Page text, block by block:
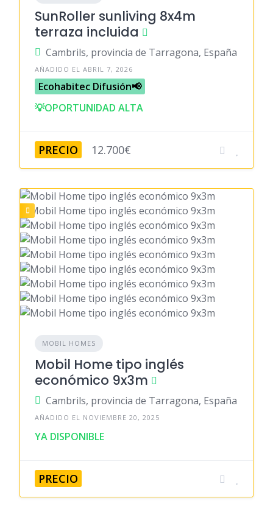
SunRoller sunliving 8x4m
terraza incluida
Cambrils, provincia de Tarragona, España
AÑADIDO EL ABRIL 7, 2026
Ecohabitec Difusión📢
💡OPORTUNIDAD ALTA
PRECIO 12.700€
MOBIL HOMES
Mobil Home tipo inglés
económico 9x3m
Cambrils, provincia de Tarragona, España
AÑADIDO EL NOVIEMBRE 20, 2025
YA DISPONIBLE
PRECIO